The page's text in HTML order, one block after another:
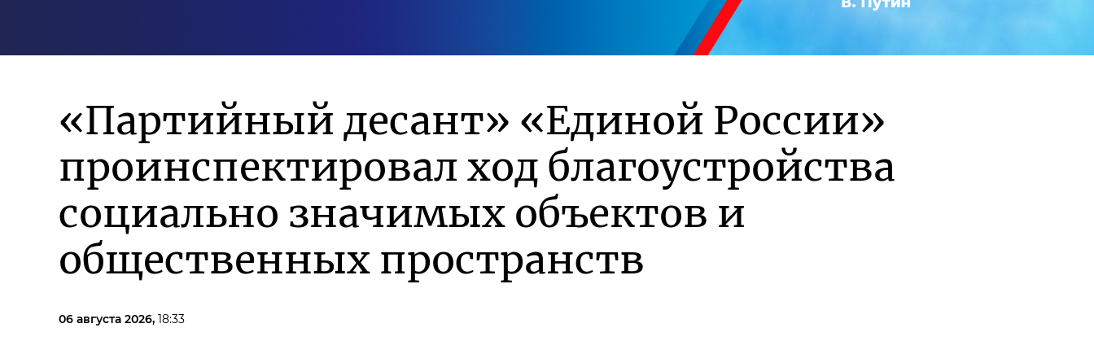
«Партийный десант» «Единой России»
проинспектировал ход благоустройства
социально значимых объектов и
общественных пространств
06 августа 2026, 18:33